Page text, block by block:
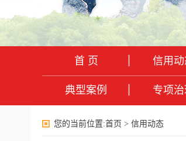
首 页 信用动
典型案例 专项治
您的当前位置:首页 > 信用动态